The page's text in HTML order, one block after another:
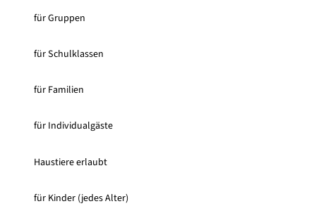
für Gruppen
für Schulklassen
für Familien
für Individualgäste
Haustiere erlaubt
für Kinder (jedes Alter)